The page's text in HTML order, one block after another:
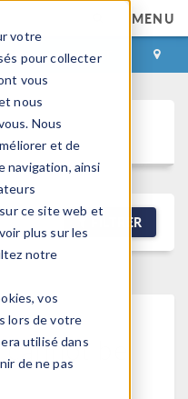
votre
pour collecter
vous
nous
Nous
et de
navigation, ainsi
ce site web et
plus sur les
notre
vos
lors de votre
utilisé dans
de ne pas
MENU
CONTACT
FILTRER
be